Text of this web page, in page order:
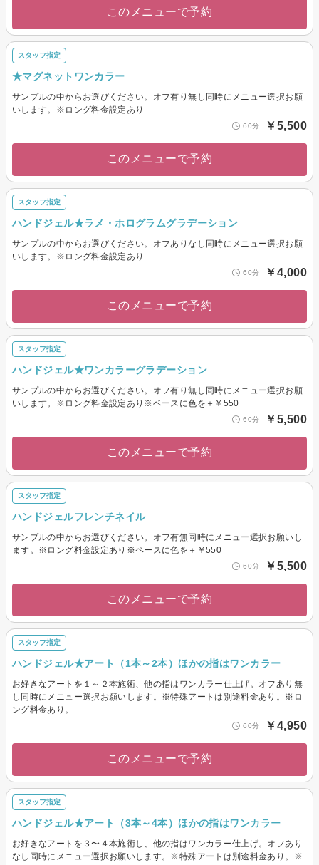
このメニューで予約
スタッフ指定
★マグネットワンカラー
サンプルの中からお選びください。オフ有り無し同時にメニュー選択お願
いします。※ロング料金設定あり
60分 ￥5,500
このメニューで予約
スタッフ指定
ハンドジェル★ラメ・ホログラムグラデーション
サンプルの中からお選びください。オフありなし同時にメニュー選択お願
いします。※ロング料金設定あり
60分 ￥4,000
このメニューで予約
スタッフ指定
ハンドジェル★ワンカラーグラデーション
サンプルの中からお選びください。オフ有り無し同時にメニュー選択お願
いします。※ロング料金設定あり※ベースに色を＋￥550
60分 ￥5,500
このメニューで予約
スタッフ指定
ハンドジェルフレンチネイル
サンプルの中からお選びください。オフ有無同時にメニュー選択お願いし
ます。※ロング料金設定あり※ベースに色を＋￥550
60分 ￥5,500
このメニューで予約
スタッフ指定
ハンドジェル★アート（1本～2本）ほかの指はワンカラー
お好きなアートを１～２本施術、他の指はワンカラー仕上げ。オフあり無
し同時にメニュー選択お願いします。※特殊アートは別途料金あり。※ロ
ング料金あり。
60分 ￥4,950
このメニューで予約
スタッフ指定
ハンドジェル★アート（3本～4本）ほかの指はワンカラー
お好きなアートを３〜４本施術し、他の指はワンカラー仕上げ。オフあり
なし同時にメニュー選択お願いします。※特殊アートは別途料金あり。※